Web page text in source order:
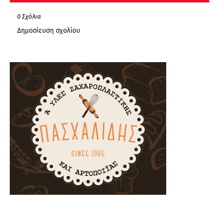
0 Σχόλια
Δημοσίευση σχολίου